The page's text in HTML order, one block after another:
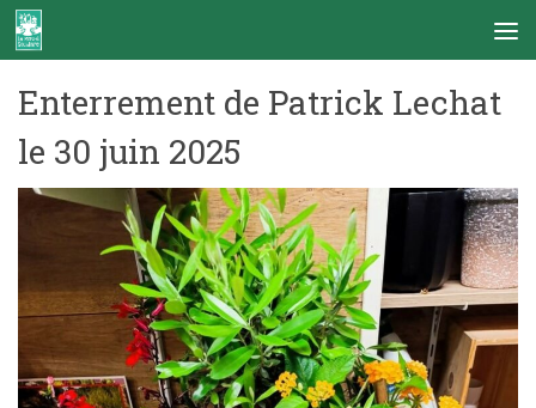
Skip to content
Enterrement de Patrick Lechat
le 30 juin 2025